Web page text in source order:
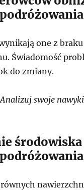
one z
Świadomość
do zmiany.
swoje